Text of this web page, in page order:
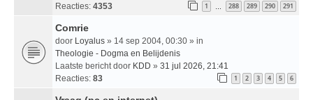
Reacties: 4353 1 … 288 289 290 291
Comrie
door Loyalus » 14 sep 2004, 00:30 » in
Theologie - Dogma en Belijdenis
Laatste bericht door KDD » 31 jul 2026, 21:41
Reacties: 83 1 2 3 4 5 6